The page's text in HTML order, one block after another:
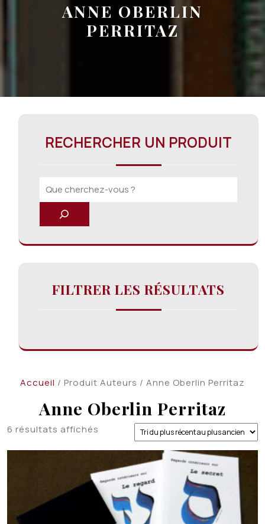
ANNE OBERLIN
PERRITAZ
Accueil / Produit Auteurs / Anne Oberlin Perritaz
Anne Oberlin Perritaz
6 résultats affichés
récent
au
plus
ancien
RECHERCHER UN PRODUIT
FILTRER LES RÉSULTATS